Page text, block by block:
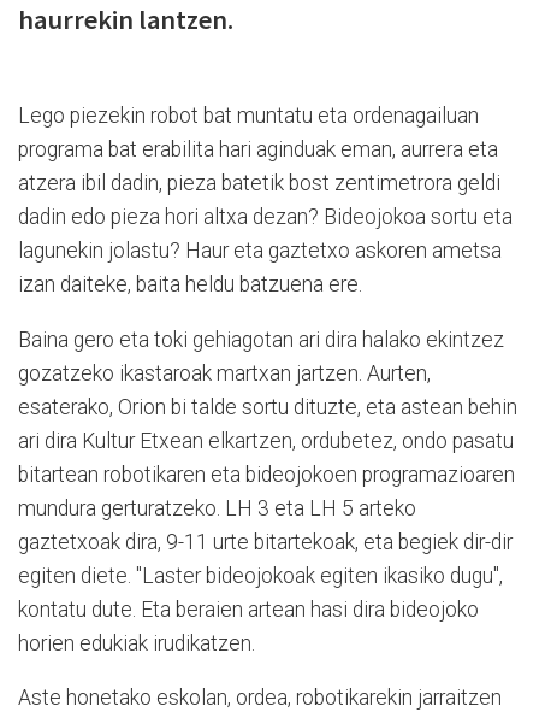
haurrekin lantzen.
Lego piezekin robot bat muntatu eta ordenagailuan
programa bat erabilita hari aginduak eman, aurrera eta
atzera ibil dadin, pieza batetik bost zentimetrora geldi
dadin edo pieza hori altxa dezan? Bideojokoa sortu eta
lagunekin jolastu? Haur eta gaztetxo askoren ametsa
izan daiteke, baita heldu batzuena ere.
Baina gero eta toki gehiagotan ari dira halako ekintzez
gozatzeko ikastaroak martxan jartzen. Aurten,
esaterako, Orion bi talde sortu dituzte, eta astean behin
ari dira Kultur Etxean elkartzen, ordubetez, ondo pasatu
bitartean robotikaren eta bideojokoen programazioaren
mundura gerturatzeko. LH 3 eta LH 5 arteko
gaztetxoak dira, 9-11 urte bitartekoak, eta begiek dir-dir
egiten diete. "Laster bideojokoak egiten ikasiko dugu",
kontatu dute. Eta beraien artean hasi dira bideojoko
horien edukiak irudikatzen.
Aste honetako eskolan, ordea, robotikarekin jarraitzen